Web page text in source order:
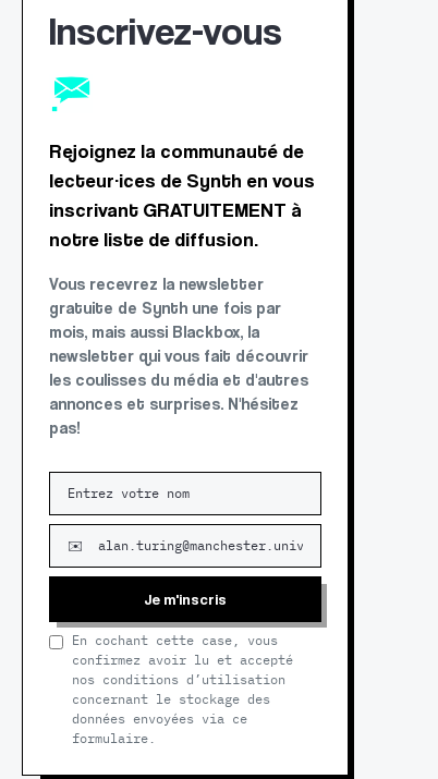
Inscrivez-vous
Rejoignez la communauté de
lecteur·ices de Synth en vous
inscrivant GRATUITEMENT à
notre liste de diffusion.
Vous recevrez la newsletter
gratuite de Synth une fois par
mois, mais aussi Blackbox, la
newsletter qui vous fait découvrir
les coulisses du média et d'autres
annonces et surprises. N'hésitez
pas!
Je m'inscris
En cochant cette case, vous
confirmez avoir lu et accepté
nos conditions d’utilisation
concernant le stockage des
données envoyées via ce
formulaire.